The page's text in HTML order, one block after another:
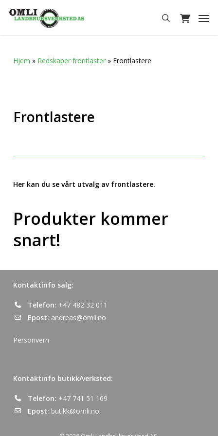
search
Hjem » Redskaper frontlaster» Frontlastere
Frontlastere
Her kan du se vårt utvalg av frontlastere.
Produkter kommer
snart!
Kontaktinfo salg:
Telefon: +47 482 32 011
Epost: andreas@omli.no
Personvern
Kontaktinfo butikk/verksted:
Telefon: +47 741 51 169
Epost: butikk@omli.no